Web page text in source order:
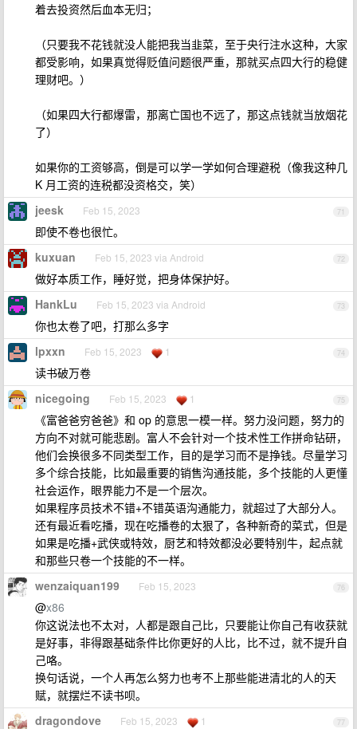
着去投资然后血本无归；
（只要我不花钱就没人能把我当韭菜，至于央行注水这种，大家
都受影响，如果真觉得贬值问题很严重，那就买点四大行的稳健
理财吧。）
（如果四大行都爆雷，那离亡国也不远了，那这点钱就当放烟花
了）
如果你的工资够高，倒是可以学一学如何合理避税（像我这种几
K 月工资的连税都没资格交，笑）
71
jeesk Feb 15, 2023
即使不卷也很忙。
72
kuxuan Feb 15, 2023 via Android
做好本质工作，睡好觉，把身体保护好。
73
HankLu Feb 15, 2023 via Android
你也太卷了吧，打那么多字
74
lpxxn Feb 15, 2023 1
读书破万卷
75
nicegoing Feb 15, 2023 1
《富爸爸穷爸爸》和 op 的意思一模一样。努力没问题，努力的
方向不对就可能悲剧。富人不会针对一个技术性工作拼命钻研，
他们会换很多不同类型工作，目的是学习而不是挣钱。尽量学习
多个综合技能，比如最重要的销售沟通技能，多个技能的人更懂
社会运作，眼界能力不是一个层次。
如果程序员技术不错+不错英语沟通能力，就超过了大部分人。
还有最近看吃播，现在吃播卷的太狠了，各种新奇的菜式，但是
如果是吃播+武侠或特效，厨艺和特效都没必要特别牛，起点就
和那些只卷一个技能的不一样。
76
wenzaiquan199 Feb 15, 2023
@x86
你这说法也不太对，人都是跟自己比，只要能让你自己有收获就
是好事，非得跟基础条件比你更好的人比，比不过，就不提升自
己咯。
换句话说，一个人再怎么努力也考不上那些能进清北的人的天
赋，就摆烂不读书呗。
77
dragondove Feb 15, 2023 1